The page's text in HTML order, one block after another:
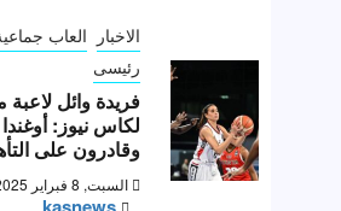
الاخبار العاب
رئيسى
فريدة وائل
لكاس نيوز:
وقادرون على
السبت, 8 فبراير 2025, 12:19 ص